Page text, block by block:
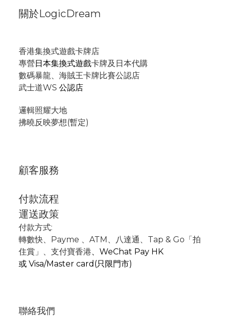
關於LogicDream
香港集換式遊戲卡牌店
專營日本集換式遊戲卡牌及日本代購
數碼暴龍、海賊王卡牌比賽公認店
武士道WS 公認店
邏輯照耀大地
拂曉反映夢想(暫定)
顧客服務
付款流程
運送政策
付款方式:
轉數快、Payme 、 ATM 、
八達通、Tap & Go「拍
住賞」 、支付寶香港、 WeChat Pay HK
或 Visa/Master card(只限門市)
聯絡我們